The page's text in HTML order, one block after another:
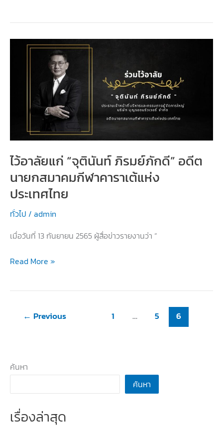
Thailand
Championship
ไว้อาลัยแก่ “จุตินันท์ ภิรมย์ภักดี” อดีต
นายกสมาคมกีฬาคาราเต้แห่ง
ประเทศไทย
ทั่วไป / admin
เมื่อวันที่ 13 กันยายน 2565 ผู้สื่อข่าวรายงานว่า “
ไว้อาลัย
“จุ
นายก
กีฬา
คาราเต้
แห่ง
Read More »
← Previous 1 … 5 6
ค้นหา
ค้นหา
เรื่องล่าสุด